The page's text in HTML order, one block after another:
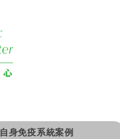
自身免疫系統案例